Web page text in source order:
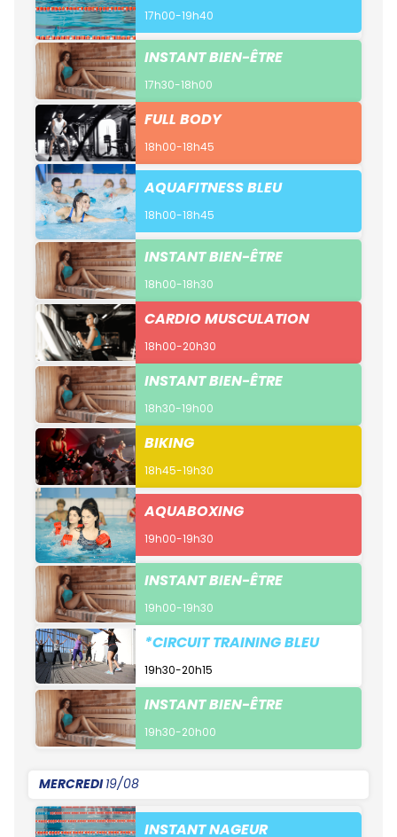
17h00-19h40
INSTANT BIEN-ÊTRE
17h30-18h00
FULL BODY
18h00-18h45
AQUAFITNESS BLEU
18h00-18h45
INSTANT BIEN-ÊTRE
18h00-18h30
CARDIO MUSCULATION
18h00-20h30
INSTANT BIEN-ÊTRE
18h30-19h00
BIKING
18h45-19h30
AQUABOXING
19h00-19h30
INSTANT BIEN-ÊTRE
19h00-19h30
*CIRCUIT TRAINING BLEU
19h30-20h15
INSTANT BIEN-ÊTRE
19h30-20h00
MERCREDI19/08
INSTANT NAGEUR